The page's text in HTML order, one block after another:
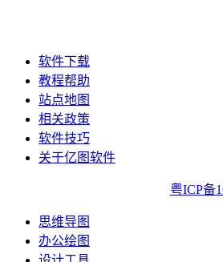
软件下载
教程帮助
站点地图
相关政策
软件技巧
关于亿图软件
粤ICP备
思维导图
办公绘图